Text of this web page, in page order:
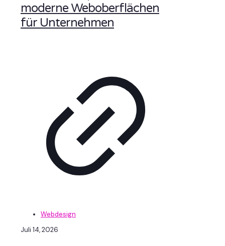
moderne Weboberflächen
für Unternehmen
Webdesign
Juli 14, 2026